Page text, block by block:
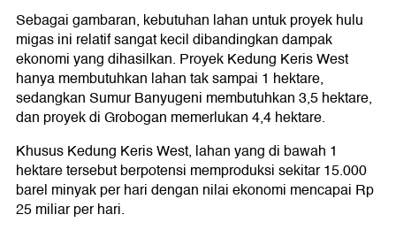
Sebagai gambaran, kebutuhan lahan untuk proyek hulu
migas ini relatif sangat kecil dibandingkan dampak
ekonomi yang dihasilkan. Proyek Kedung Keris West
hanya membutuhkan lahan tak sampai 1 hektare,
sedangkan Sumur Banyugeni membutuhkan 3,5 hektare,
dan proyek di Grobogan memerlukan 4,4 hektare.
Khusus Kedung Keris West, lahan yang di bawah 1
hektare tersebut berpotensi memproduksi sekitar 15.000
barel minyak per hari dengan nilai ekonomi mencapai Rp
25 miliar per hari.